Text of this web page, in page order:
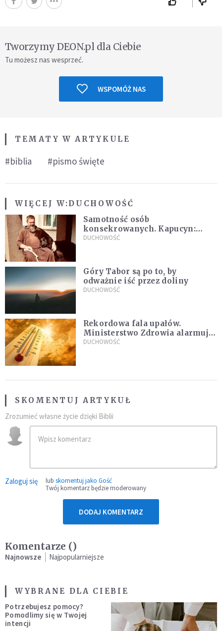
Tworzymy DEON.pl dla Ciebie
Tu możesz nas wesprzeć.
WSPOMÓŻ NAS
TEMATY W ARTYKULE
#biblia #pismo święte
WIĘCEJ W:DUCHOWOŚĆ
Samotność osób
konsekrowanych. Kapucyn:
Życie w pojedynkę rzadko jest
DUCHOWOŚĆ
Góry Tabor są po to, by
odważnie iść przez doliny
DUCHOWOŚĆ
Rekordowa fala upałów.
Ministerstwo Zdrowia alarmuje
po doświadczeniach z czerwca
DUCHOWOŚĆ
SKOMENTUJ ARTYKUŁ
Zrozumieć własne życie dzięki Biblii
Zaloguj się lub skomentuj jako Gość
Twój komentarz będzie moderowany
DODAJ KOMENTARZ
Komentarze ()
Najnowsze Najpopularniejsze
WYBRANE DLA CIEBIE
Potrzebujesz pomocy?
Pomodlimy się w Twojej
intencji